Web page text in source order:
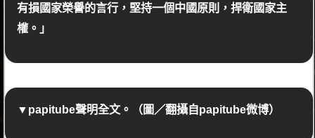
有損國家榮譽的言行，堅持一個中國原則，捍衛國家主
權。」
▼papitube聲明全文。（圖／翻攝自papitube微博）